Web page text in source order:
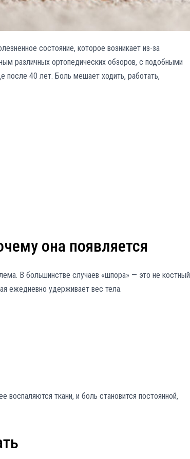
состояние, которое возникает из-за
различных ортопедических обзоров, с подобными
после 40 лет. Боль мешает ходить, работать,
она появляется
В большинстве случаев «шпора» — это не костный
ежедневно удерживает вес тела.
ткани, и боль становится постоянной,